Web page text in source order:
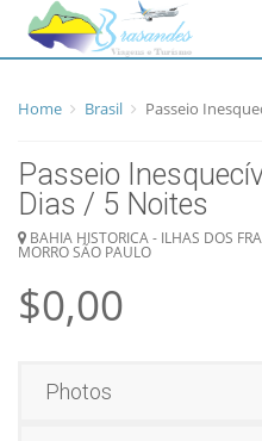
Home Brasil Passeio
Passeio
Dias / 5 Noites
BAHIA HISTORICA - ILHAS DOS
MORRO SÃO PAULO
$0,00
Photos